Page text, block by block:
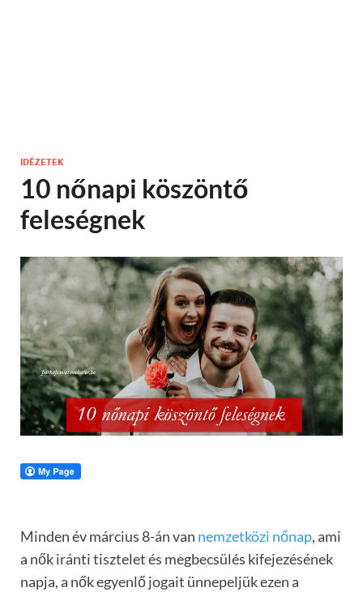
IDÉZETEK
10 nőnapi köszöntő
feleségnek
Minden év március 8-án van nemzetközi nőnap, ami
a nők iránti tisztelet és megbecsülés kifejezésének
napja, a nők egyenlő jogait ünnepeljük ezen a